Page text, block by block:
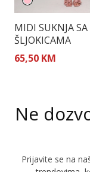
MIDI SUKNJA SA
ŠLJOKICAMA
65,50 KM
Ne
Prijavite se na